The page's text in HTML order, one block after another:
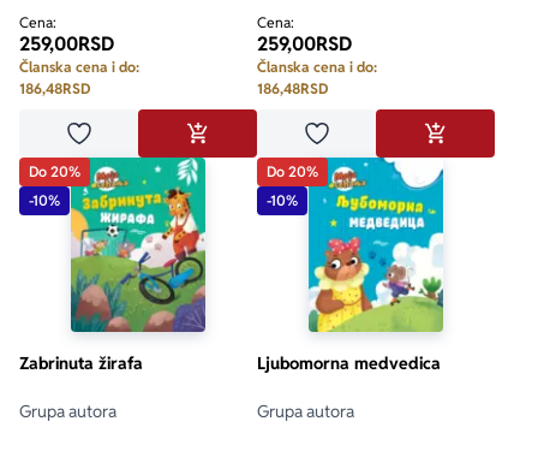
Cena:
259,00RSD
Članska cena i do:
186,48RSD
Dodaj u omiljeneDODAJ U KORPU
Cena:
259,00RSD
Članska cena i do:
186,48RSD
Dodaj u omiljeneDODAJ U
Do 20%
-10%
Zabrinuta žirafa
Grupa autora
Do 20%
-10%
Ljubomorna medvedica
Grupa autora